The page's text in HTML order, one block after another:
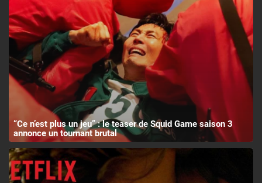
“Ce n’est plus un jeu” : le teaser de Squid Game saison 3
annonce un tournant brutal